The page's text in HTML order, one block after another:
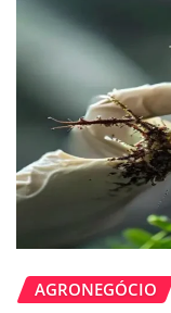
AGRONEGÓCIO